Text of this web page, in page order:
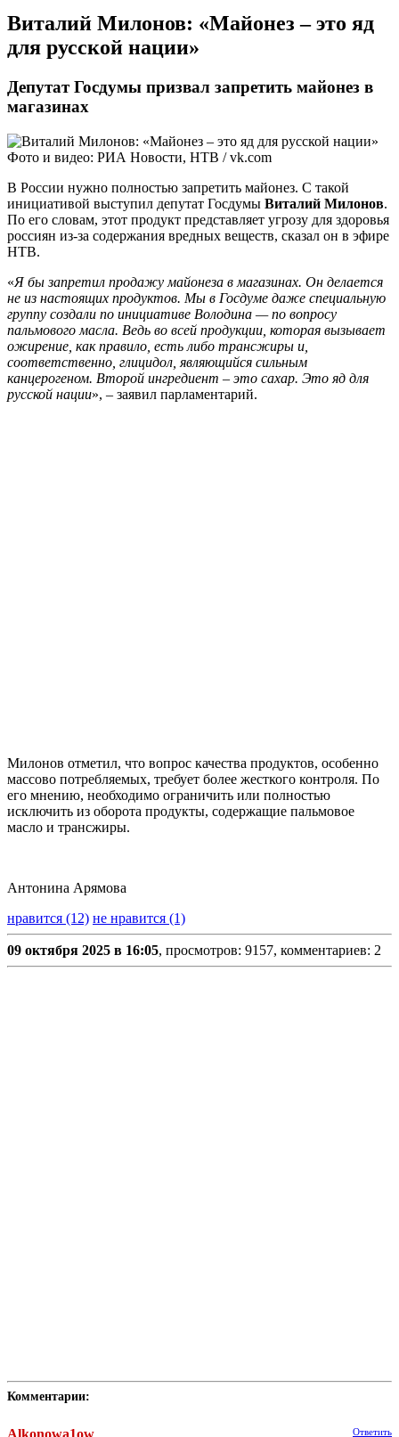
​Виталий Милонов: «Майонез ‒ это яд
для русской нации»
Депутат Госдумы призвал запретить майонез в
магазинах
Фото и видео: РИА Новости, НТВ / vk.com
В России нужно полностью запретить майонез. С такой
инициативой выступил депутат Госдумы Виталий Милонов.
По его словам, этот продукт представляет угрозу для здоровья
россиян из-за содержания вредных веществ, сказал он в эфире
НТВ.
«Я бы запретил продажу майонеза в магазинах. Он делается
не из настоящих продуктов. Мы в Госдуме даже специальную
группу создали по инициативе Володина — по вопросу
пальмового масла. Ведь во всей продукции, которая вызывает
ожирение, как правило, есть либо трансжиры и,
соответственно, глицидол, являющийся сильным
канцерогеном. Второй ингредиент ‒ это сахар. Это яд для
русской нации», ‒ заявил парламентарий.
Милонов отметил, что вопрос качества продуктов, особенно
массово потребляемых, требует более жесткого контроля. По
его мнению, необходимо ограничить или полностью
исключить из оборота продукты, содержащие пальмовое
масло и трансжиры.
Антонина Арямова
нравится (12) не нравится (1)
09 октября 2025 в 16:05, просмотров: 9157, комментариев: 2
Комментарии:
Alkonowa1ow Ответить